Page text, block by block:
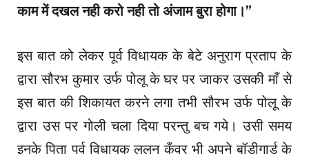
काम में दखल नही करो नही तो अंजाम बुरा होगा।”
इस बात को लेकर पूर्व विधायक के बेटे अनुराग प्रताप के
द्वारा सौरभ कुमार उर्फ पोलू के घर पर जाकर उसकी माँ से
इस बात की शिकायत करने लगा तभी सौरभ उर्फ पोलू के
द्वारा उस पर गोली चला दिया परन्तु बच गये। उसी समय
इनके पिता पूर्व विधायक ललन कुँवर भी अपने बॉडीगार्ड के